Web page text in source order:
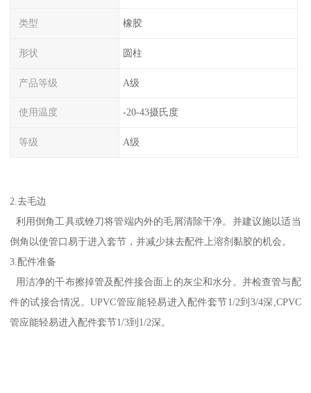
类型 橡胶
形状 圆柱
产品等级 A级
使用温度 -20-43摄氏度
等级 A级
2.去毛边
利用倒角工具或锉刀将管端内外的毛屑清除干净。并建议施以适当
倒角以使管口易于进入套节，并减少抹去配件上溶剂黏胶的机会。
3.配件准备
用洁净的干布擦掉管及配件接合面上的灰尘和水分。并检查管与配
件的试接合情况。UPVC管应能轻易进入配件套节1/2到3/4深,CPVC
管应能轻易进入配件套节1/3到1/2深。